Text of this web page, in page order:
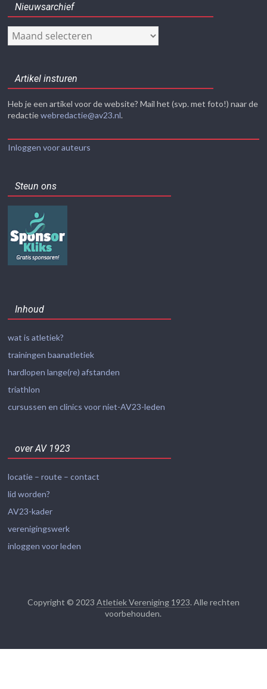
Nieuwsarchief
Nieuwsarchief
Artikel insturen
Heb je een artikel voor de website? Mail het (svp. met foto!) naar de
redactiewebredactie@av23.nl.
Inloggen voor auteurs
Steun ons
Inhoud
wat is atletiek?
trainingen baanatletiek
hardlopen lange(re) afstanden
triathlon
cursussen en clinics voor niet-AV23-leden
over AV 1923
locatie – route – contact
lid worden?
AV23-kader
verenigingswerk
inloggen voor leden
Copyright © 2023 Atletiek Vereniging 1923. Alle rechten
voorbehouden.